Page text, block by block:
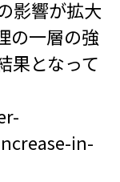
影響が拡大
の一層の強
果となって
in-